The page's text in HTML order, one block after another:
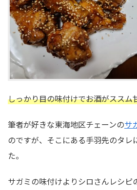
しっかり目の味付けでお酒がススム
筆者が好きな東海地区チェーンのサ
のですが、そこにある手羽先のタレ
た。
サガミの味付けよりシロさんレシピ